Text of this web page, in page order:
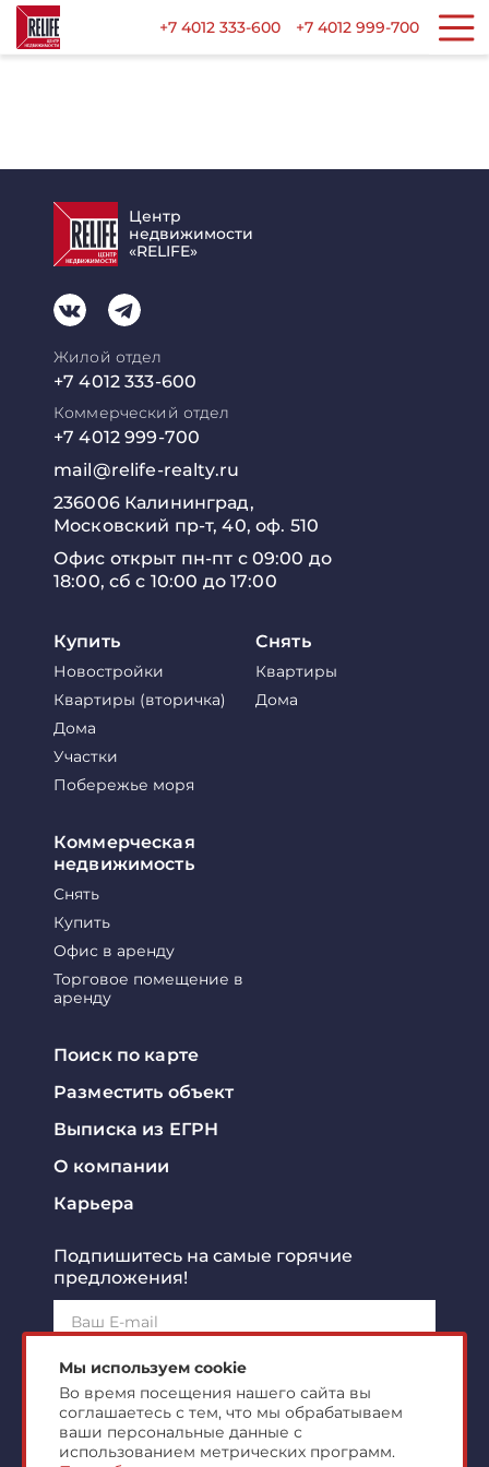
+7 4012 333-600 +7 4012 999-700
Центр
недвижимости
«RELIFE»
Жилой отдел
+7 4012 333-600
Коммерческий отдел
+7 4012 999-700
mail@relife-realty.ru
236006 Калининград,
Московский пр-т, 40, оф. 510
Офис открыт пн-пт с 09:00 до
18:00, сб с 10:00 до 17:00
Купить
Новостройки
Квартиры (вторичка)
Дома
Участки
Побережье моря
Снять
Квартиры
Дома
Коммерческая
недвижимость
Снять
Купить
Офис в аренду
Торговое помещение в
аренду
Поиск по карте
Разместить объект
Выписка из ЕГРН
О компании
Карьера
Подпишитесь на самые горячие
предложения!
Подписаться!
Я ознакомлен сполитикой конфиденциальности
согласен наобработку персональных данных
Мы используем cookie
Во время посещения нашего сайта вы
соглашаетесь с тем, что мы обрабатываем
ваши персональные данные с
использованием метрических программ.